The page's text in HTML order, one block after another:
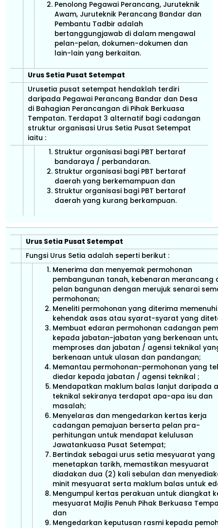
Penolong Pegawai Perancang, Juruteknik
Awam, Juruteknik Perancang Bandar dan
Pembantu Tadbir adalah
bertanggungjawab di dalam mengawal
pelan-pelan, dokumen-dokumen dan
lain-lain yang berkaitan.
Urus Setia Pusat Setempat
Urusetia pusat setempat hendaklah terdiri
daripada Pegawai Perancang Bandar dan Desa
di Bahagian Perancangan di Pihak Berkuasa
Tempatan. Terdapat 3 alternatif bagi cadangan
struktur organisasi Urus Setia Pusat Setempat
iaitu :
Struktur organisasi bagi PBT bertaraf
bandaraya / perbandaran.
Struktur organisasi bagi PBT bertaraf
daerah yang berkemampuan dan
Struktur organisasi bagi PBT bertaraf
daerah yang kurang berkampuan.
Urus Setia Pusat Setempat
Fungsi Urus Setia adalah seperti berikut :
Menerima dan menyemak permohonan
pembangunan tanah, kebenaran merancang
pelan bangunan dengan merujuk senarai
permohonan;
Meneliti permohonan yang diterima memenuhi
kehendak asas atau syarat-syarat yang
Membuat edaran permohonan cadangan
kepada jabatan-jabatan yang berkenaan
memproses dan jabatan / agensi teknikal
berkenaan untuk ulasan dan pandangan;
Memantau permohonan-permohonan yang
diedar kepada jabatan / agensi teknikal ;
Mendapatkan maklum balas lanjut daripada
teknikal sekiranya terdapat apa-apa isu dan
masalah;
Menyelaras dan mengedarkan kertas kerja
cadangan pemajuan berserta pelan pra-
perhitungan untuk mendapat kelulusan
Jawatankuasa Pusat Setempat;
Bertindak sebagai urus setia mesyuarat yang
menetapkan tarikh, memastikan mesyuarat
diadakan dua (2) kali sebulan dan
minit mesyuarat serta maklum balas untuk
Mengumpul kertas perakuan untuk diangkat
mesyuarat Majlis Penuh Pihak Berkuasa
dan
Mengedarkan keputusan rasmi kepada